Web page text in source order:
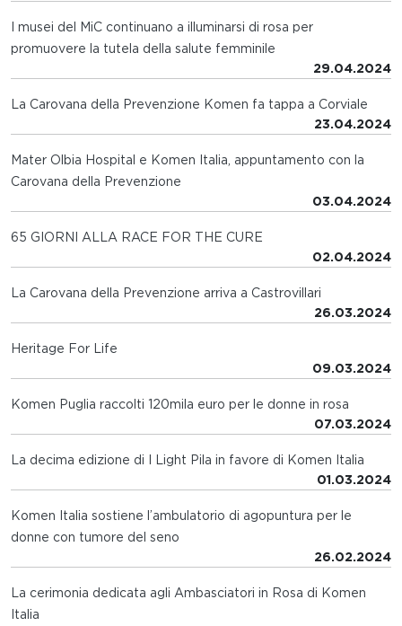
I musei del MiC continuano a illuminarsi di rosa per
promuovere la tutela della salute femminile
29.04.2024
La Carovana della Prevenzione Komen fa tappa a Corviale
23.04.2024
Mater Olbia Hospital e Komen Italia, appuntamento con la
Carovana della Prevenzione
03.04.2024
65 GIORNI ALLA RACE FOR THE CURE
02.04.2024
La Carovana della Prevenzione arriva a Castrovillari
26.03.2024
Heritage For Life
09.03.2024
Komen Puglia raccolti 120mila euro per le donne in rosa
07.03.2024
La decima edizione di I Light Pila in favore di Komen Italia
01.03.2024
Komen Italia sostiene l’ambulatorio di agopuntura per le
donne con tumore del seno
26.02.2024
La cerimonia dedicata agli Ambasciatori in Rosa di Komen
Italia